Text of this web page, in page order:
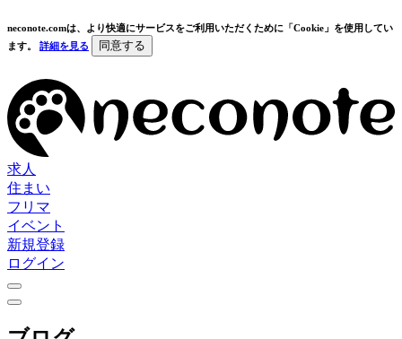
neconote.comは、より快適にサービスをご利用いただくために「Cookie」を使用してい
ます。 詳細を見る 同意する
求人
住まい
フリマ
イベント
新規登録
ログイン